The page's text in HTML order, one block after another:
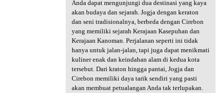
Anda dapat mengunjungi dua destinasi yang kaya
akan budaya dan sejarah. Jogja dengan keraton
dan seni tradisionalnya, berbeda dengan Cirebon
yang memiliki sejarah Kerajaan Kasepuhan dan
Kerajaan Kanoman. Perjalanan seperti ini tidak
hanya untuk jalan-jalan, tapi juga dapat menikmati
kuliner enak dan keindahan alam di kedua kota
tersebut. Dari kraton hingga pantai, Jogja dan
Cirebon memiliki daya tarik sendiri yang pasti
akan membuat petualangan Anda tak terlupakan.